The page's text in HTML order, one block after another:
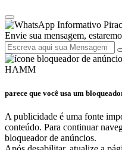
Informativo
Envie sua mensagem,
HAMM
parece que você usa um
A publicidade é uma fonte
conteúdo. Para continuar
bloqueador de anúncios.